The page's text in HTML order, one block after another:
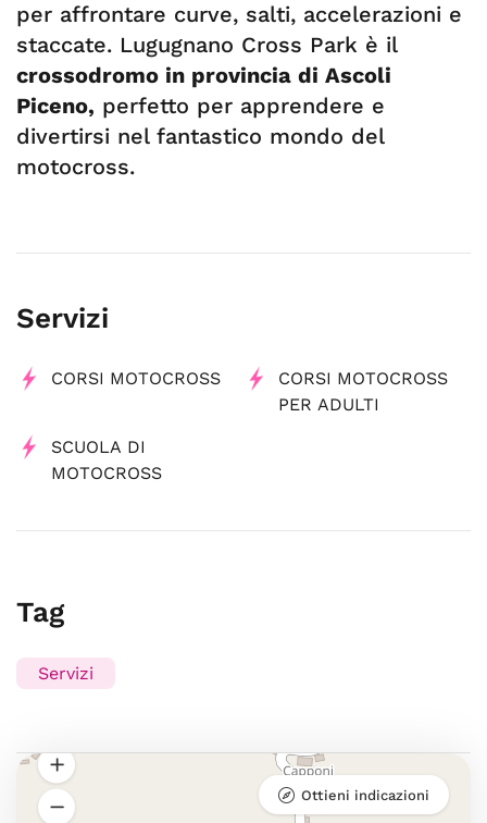
per affrontare curve, salti, accelerazioni e
staccate. Lugugnano Cross Park è il
crossodromo in provincia di Ascoli
Piceno, perfetto per apprendere e
divertirsi nel fantastico mondo del
motocross.
Servizi
CORSI MOTOCROSS
CORSI MOTOCROSS
PER ADULTI
SCUOLA DI
MOTOCROSS
Tag
Servizi
Ottieni indicazioni